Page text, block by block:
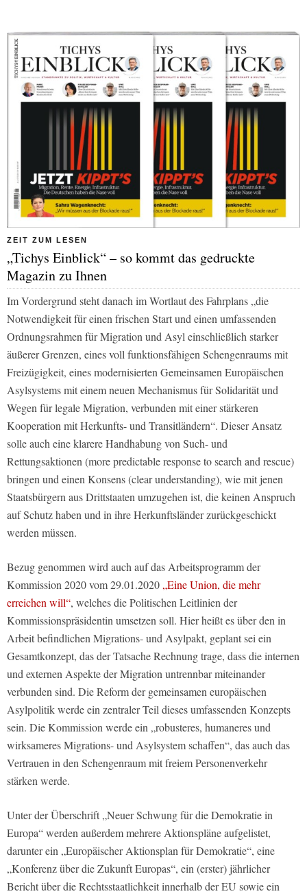
ZEIT ZUM LESEN
„Tichys Einblick“ – so kommt das gedruckte
Magazin zu Ihnen
Im Vordergrund steht danach im Wortlaut des Fahrplans „die
Notwendigkeit für einen frischen Start und einen umfassenden
Ordnungsrahmen für Migration und Asyl einschließlich starker
äußerer Grenzen, eines voll funktionsfähigen Schengenraums mit
Freizügigkeit, eines modernisierten Gemeinsamen Europäischen
Asylsystems mit einem neuen Mechanismus für Solidarität und
Wegen für legale Migration, verbunden mit einer stärkeren
Kooperation mit Herkunfts- und Transitländern“. Dieser Ansatz
solle auch eine klarere Handhabung von Such- und
Rettungsaktionen (more predictable response to search and rescue)
bringen und einen Konsens (clear understanding), wie mit jenen
Staatsbürgern aus Drittstaaten umzugehen ist, die keinen Anspruch
auf Schutz haben und in ihre Herkunftsländer zurückgeschickt
werden müssen.
Bezug genommen wird auch auf das Arbeitsprogramm der
Kommission 2020 vom 29.01.2020 „Eine Union, die mehr
erreichen will“, welches die Politischen Leitlinien der
Kommissionspräsidentin umsetzen soll. Hier heißt es über den in
Arbeit befindlichen Migrations- und Asylpakt, geplant sei ein
Gesamtkonzept, das der Tatsache Rechnung trage, dass die internen
und externen Aspekte der Migration untrennbar miteinander
verbunden sind. Die Reform der gemeinsamen europäischen
Asylpolitik werde ein zentraler Teil dieses umfassenden Konzepts
sein. Die Kommission werde ein „robusteres, humaneres und
wirksameres Migrations- und Asylsystem schaffen“, das auch das
Vertrauen in den Schengenraum mit freiem Personenverkehr
stärken werde.
Unter der Überschrift „Neuer Schwung für die Demokratie in
Europa“ werden außerdem mehrere Aktionspläne aufgelistet,
darunter ein „Europäischer Aktionsplan für Demokratie“, eine
„Konferenz über die Zukunft Europas“, ein (erster) jährlicher
Bericht über die Rechtsstaatlichkeit innerhalb der EU sowie ein